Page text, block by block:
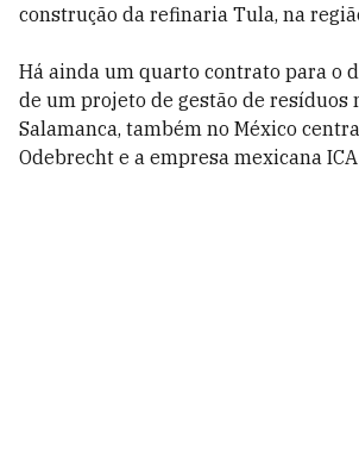
construção da refinaria Tula, na
Há ainda um quarto contrato para o
de um projeto de gestão de resíduos
Salamanca, também no México
Odebrecht e a empresa mexicana